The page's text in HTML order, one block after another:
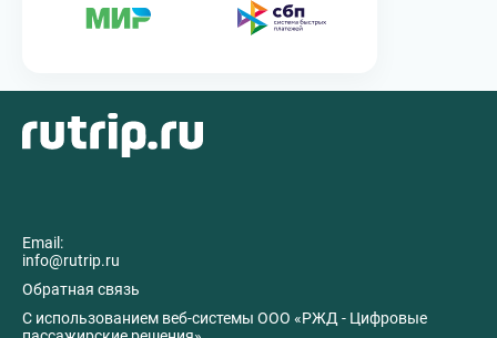
Email:
info@rutrip.ru
Обратная связь
C использованием веб-системы ООО «РЖД - Цифровые